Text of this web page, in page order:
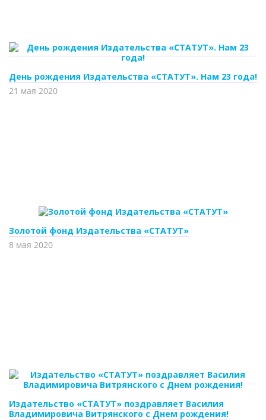
День рождения Издательства «СТАТУТ». Нам 23 года!
21 мая 2020
Золотой фонд Издательства «СТАТУТ»
8 мая 2020
Издательство «СТАТУТ» поздравляет Василия
Владимировича Витрянского с Днем рождения!